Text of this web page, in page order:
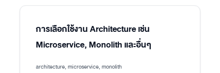
การเลือกใช้งาน Architecture เช่น
Microservice, Monolith และอื่นๆ
architecture, microservice, monolith